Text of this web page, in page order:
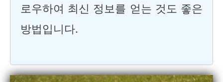
로우하여 최신 정보를 얻는 것도 좋은
방법입니다.